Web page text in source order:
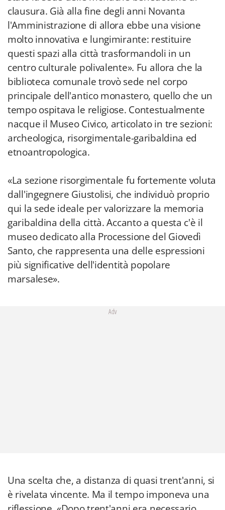
clausura. Già alla fine degli anni Novanta
l'Amministrazione di allora ebbe una visione
molto innovativa e lungimirante: restituire
questi spazi alla città trasformandoli in un
centro culturale polivalente». Fu allora che la
biblioteca comunale trovò sede nel corpo
principale dell'antico monastero, quello che un
tempo ospitava le religiose. Contestualmente
nacque il Museo Civico, articolato in tre sezioni:
archeologica, risorgimentale-garibaldina ed
etnoantropologica.
«La sezione risorgimentale fu fortemente voluta
dall'ingegnere Giustolisi, che individuò proprio
qui la sede ideale per valorizzare la memoria
garibaldina della città. Accanto a questa c'è il
museo dedicato alla Processione del Giovedì
Santo, che rappresenta una delle espressioni
più significative dell'identità popolare
marsalese».
Adv
Una scelta che, a distanza di quasi trent'anni, si
è rivelata vincente. Ma il tempo imponeva una